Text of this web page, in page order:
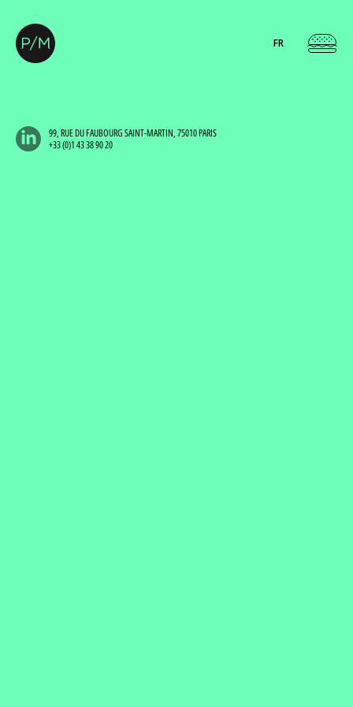
FR
99, RUE DU FAUBOURG SAINT-MARTIN, 75010 PARIS
+33 (0)1 43 38 90 20